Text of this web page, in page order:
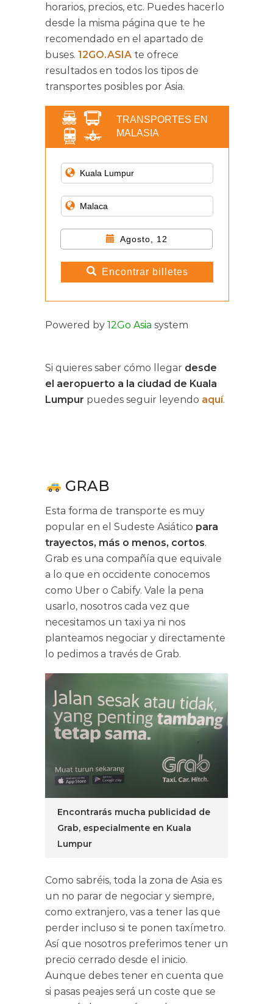
horarios, precios, etc. Puedes hacerlo
desde la misma página que te he
recomendado en el apartado de
buses. 12GO.ASIA te ofrece
resultados en todos los tipos de
transportes posibles por Asia.
TRANSPORTES EN
MALASIA
Agosto, 12
Encontrar billetes
Powered by 12Go Asia system
Si quieres saber cómo llegar desde
el aeropuerto a la ciudad de Kuala
Lumpur puedes seguir leyendo aquí.
GRAB
Esta forma de transporte es muy
popular en el Sudeste Asiático para
trayectos, más o menos, cortos.
Grab es una compañía que equivale
a lo que en occidente conocemos
como Uber o Cabify. Vale la pena
usarlo, nosotros cada vez que
necesitamos un taxi ya ni nos
planteamos negociar y directamente
lo pedimos a través de Grab.
Encontrarás mucha publicidad de
Grab, especialmente en Kuala
Lumpur
Como sabréis, toda la zona de Asia es
un no parar de negociar y siempre,
como extranjero, vas a tener las que
perder incluso si te ponen taxímetro.
Así que nosotros preferimos tener un
precio cerrado desde el inicio.
Aunque debes tener en cuenta que
si pasas peajes será un coste que se